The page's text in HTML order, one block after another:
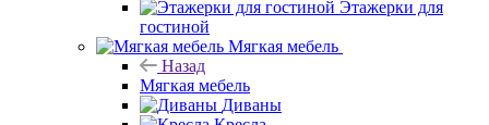
Этажерки для
гостиной
Мягкая мебель
Назад
Мягкая мебель
Диваны